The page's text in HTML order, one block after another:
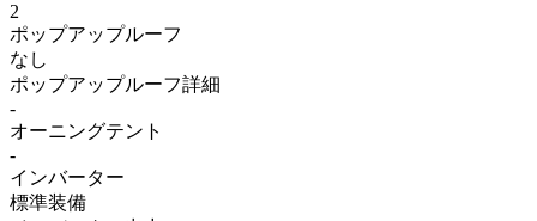
2
ポップアップルーフ
なし
ポップアップルーフ詳細
-
オーニングテント
-
インバーター
標準装備